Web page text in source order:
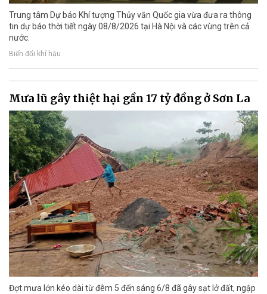
Trung tâm Dự báo Khí tượng Thủy văn Quốc gia vừa đưa ra thông
tin dự báo thời tiết ngày 08/8/2026 tại Hà Nội và các vùng trên cả
nước.
Biến đổi khí hậu
Mưa lũ gây thiệt hại gần 17 tỷ đồng ở Sơn La
Đợt mưa lớn kéo dài từ đêm 5 đến sáng 6/8 đã gây sạt lở đất, ngập